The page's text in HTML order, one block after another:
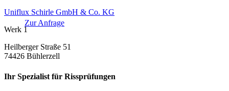
Zur Anfrage
Uniflux Schirle GmbH & Co. KG
Werk 1
Heilberger Straße 51
74426 Bühlerzell
Ihr Spezialist für Rissprüfungen